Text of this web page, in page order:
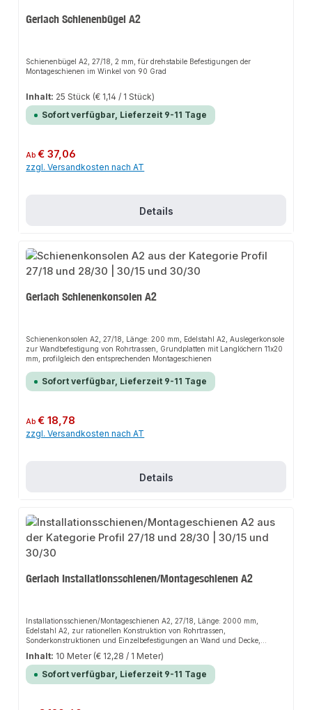
Gerlach Schienenbügel A2
Schienenbügel A2, 27/18, 2 mm, für drehstabile Befestigungen der
Montageschienen im Winkel von 90 Grad
Inhalt: 25 Stück (€ 1,14 / 1 Stück)
Sofort verfügbar, Lieferzeit 9-11 Tage
Regulärer Preis:
Ab€ 37,06
zzgl. Versandkosten nach AT
Details
Gerlach Schienenkonsolen A2
Schienenkonsolen A2, 27/18, Länge: 200 mm, Edelstahl A2, Auslegerkonsole
zur Wandbefestigung von Rohrtrassen, Grundplatten mit Langlöchern 11x20
mm, profilgleich den entsprechenden Montageschienen
Sofort verfügbar, Lieferzeit 9-11 Tage
Regulärer Preis:
Ab€ 18,78
zzgl. Versandkosten nach AT
Details
Gerlach Installationsschienen/Montageschienen A2
Installationsschienen/Montageschienen A2, 27/18, Länge: 2000 mm,
Edelstahl A2, zur rationellen Konstruktion von Rohrtrassen,
Sonderkonstruktionen und Einzelbefestigungen an Wand und Decke,
montagefreundliches Lochbild, kombinierbar mit unserem Montagezubehör
Inhalt: 10 Meter (€ 12,28 / 1 Meter)
Sofort verfügbar, Lieferzeit 9-11 Tage